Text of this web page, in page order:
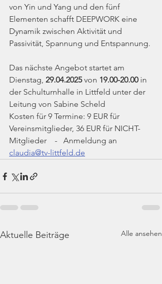
von Yin und Yang und den fünf
Elementen schafft DEEPWORK eine
Dynamik zwischen Aktivität und
Passivität, Spannung und Entspannung.
Das nächste Angebot startet am
Dienstag, 29.04.2025 von 19.00-20.00 in
der Schulturnhalle in Littfeld unter der
Leitung von Sabine Scheld
Kosten für 9 Termine: 9 EUR für
Vereinsmitglieder, 36 EUR für NICHT-
Mitglieder    -   Anmeldung an
claudia@tv-littfeld.de
Aktuelle Beiträge Alle ansehen